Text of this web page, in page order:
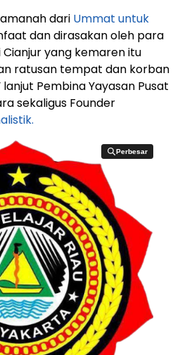
dari Ummat untuk
dan dirasakan oleh para
Cianjur yang kemaren itu
ratusan tempat dan korban
Pembina Yayasan Pusat
sekaligus Founder
Perbesar
Perbesar